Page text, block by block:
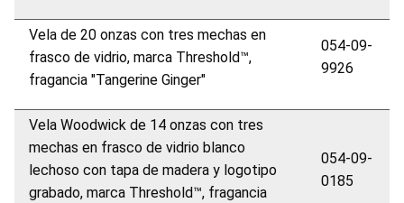
Vela de 20 onzas con tres mechas en
frasco de vidrio, marca Threshold™,
fragancia "Tangerine Ginger"
054-09-
9926
Vela Woodwick de 14 onzas con tres
mechas en frasco de vidrio blanco
lechoso con tapa de madera y logotipo
grabado, marca Threshold™, fragancia
054-09-
0185